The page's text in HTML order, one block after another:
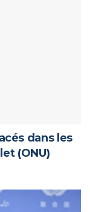
dans les
(ONU)